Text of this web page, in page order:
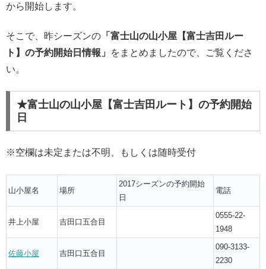
から開始します。
そこで、昨シーズンの 「富士山の山小屋【富士吉田ルー
ト】の予約開始日情報」
をまとめましたので、ご覧くださ
い。
★富士山の山小屋【富士吉田ルート】の予約開始
日
※空欄は未定または不明、もしくは随時受付
山小屋名 場所
2017シーズンの予約開始
日
電話
井上小屋 吉田口五合目
0555-22-
1948
佐藤小屋 吉田口五合目
090-3133-
2230